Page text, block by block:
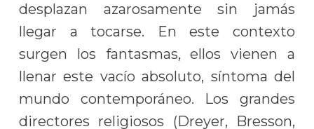
desplazan azarosamente sin jamás
llegar a tocarse. En este contexto
surgen los fantasmas, ellos vienen a
llenar este vacío absoluto, síntoma del
mundo contemporáneo. Los grandes
directores religiosos (Dreyer, Bresson,